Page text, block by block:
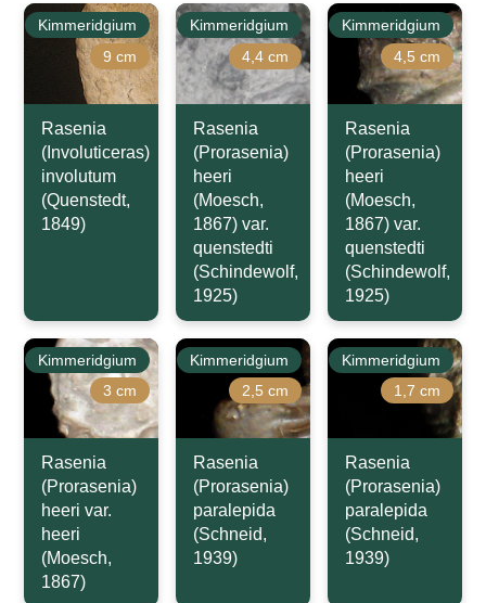
Kimmeridgium
9 cm
Rasenia
(Involuticeras)
involutum
(Quenstedt,
1849)
Kimmeridgium
4,4 cm
Rasenia
(Prorasenia)
heeri
(Moesch,
1867) var.
quenstedti
(Schindewolf,
1925)
Kimmeridgium
4,5 cm
Rasenia
(Prorasenia)
heeri
(Moesch,
1867) var.
quenstedti
(Schindewolf,
1925)
Kimmeridgium
3 cm
Rasenia
(Prorasenia)
heeri var.
heeri
(Moesch,
1867)
Kimmeridgium
2,5 cm
Rasenia
(Prorasenia)
paralepida
(Schneid,
1939)
Kimmeridgium
1,7 cm
Rasenia
(Prorasenia)
paralepida
(Schneid,
1939)